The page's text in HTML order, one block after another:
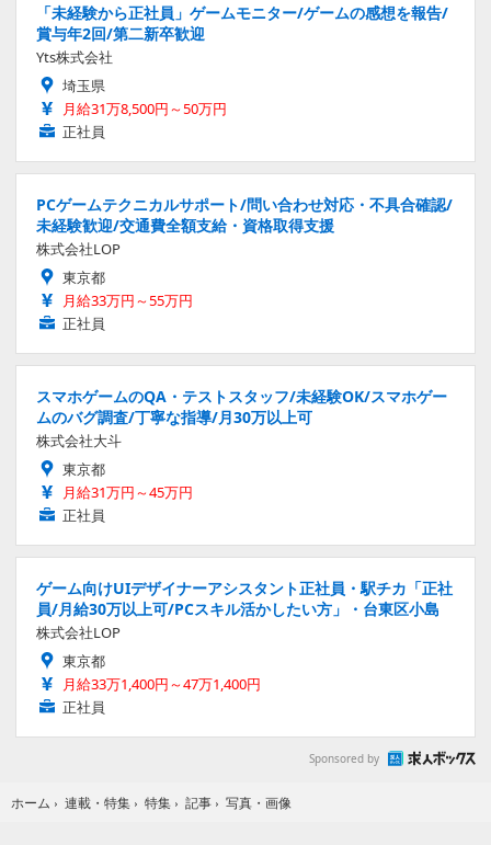
「未経験から正社員」ゲームモニター/ゲームの感想を報告/
賞与年2回/第二新卒歓迎
Yts株式会社
埼玉県
月給31万8,500円～50万円
正社員
PCゲームテクニカルサポート/問い合わせ対応・不具合確認/
未経験歓迎/交通費全額支給・資格取得支援
株式会社LOP
東京都
月給33万円～55万円
正社員
スマホゲームのQA・テストスタッフ/未経験OK/スマホゲー
ムのバグ調査/丁寧な指導/月30万以上可
株式会社大斗
東京都
月給31万円～45万円
正社員
ゲーム向けUIデザイナーアシスタント正社員・駅チカ「正社
員/月給30万以上可/PCスキル活かしたい方」・台東区小島
株式会社LOP
東京都
月給33万1,400円～47万1,400円
正社員
Sponsored by
ホーム › 連載・特集 › 特集 › 記事 › 写真・画像